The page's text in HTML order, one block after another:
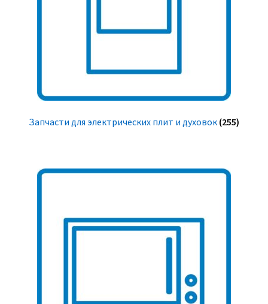
Запчасти для электрических плит и духовок (255)